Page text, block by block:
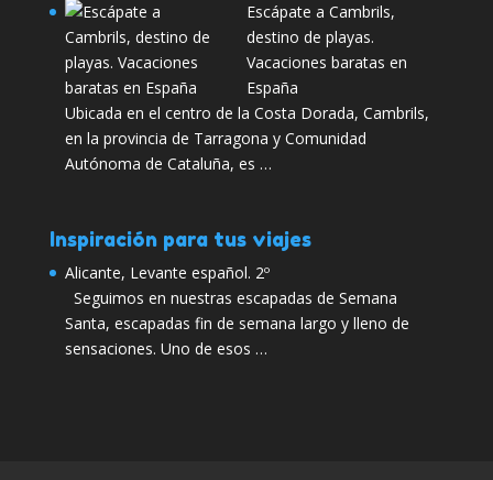
Escápate a Cambrils,
destino de playas.
Vacaciones baratas en
España
Ubicada en el centro de la Costa Dorada, Cambrils,
en la provincia de Tarragona y Comunidad
Autónoma de Cataluña, es …
Inspiración para tus viajes
Alicante, Levante español. 2º
Seguimos en nuestras escapadas de Semana
Santa, escapadas fin de semana largo y lleno de
sensaciones. Uno de esos …